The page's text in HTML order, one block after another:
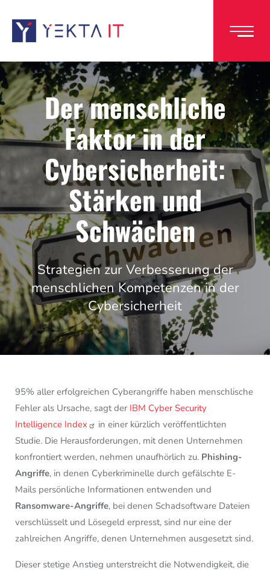
Der menschliche
Faktor in der
Cybersicherheit:
Stärken und
Schwächen
Strategien zur Verbesserung der
menschlichen Kompetenzen in der
Cybersicherheit
Image
95% aller erfolgreichen Cyberangriffe haben menschlische
Fehler als Ursache, sagt der IBM Cyber Security
Intelligence Index
in einer kürzlich veröffentlichten
Studie. Die Herausforderungen, mit denen Unternehmen
konfrontiert werden, nehmen unaufhörlich zu. Phishing-
Angriffe, in denen Cyberkriminelle durch gefälschte E-
Mails persönliche Informationen entwenden und
Ransomware-Angriffe, bei denen Schadsoftware Dateien
verschlüsselt und Lösegeld erpresst, sind nur eine der
zahlreichen Angriffe, denen Unternehmen ausgesetzt sind.
Dieser stetige Anstieg unterstreicht die Notwendigkeit, die